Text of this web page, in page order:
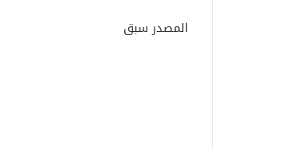
المصدر سبق